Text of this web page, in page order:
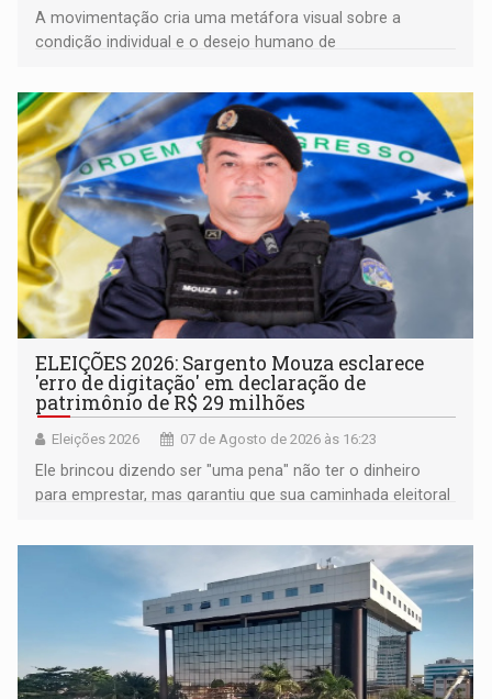
A movimentação cria uma metáfora visual sobre a
condição individual e o desejo humano de
ELEIÇÕES 2026: Sargento Mouza esclarece
'erro de digitação' em declaração de
patrimônio de R$ 29 milhões
Eleições 2026 07 de Agosto de 2026 às 16:23
Ele brincou dizendo ser "uma pena" não ter o dinheiro
para emprestar, mas garantiu que sua caminhada eleitoral